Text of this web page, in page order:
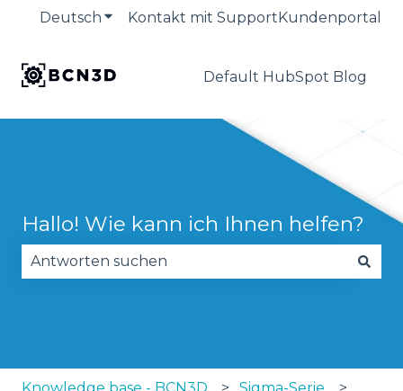
Deutsch Untermenü für Übersetzungen
Kontakt mit SupportKundenportal
Default HubSpot Blog
Hallo! Wie kann ich Ihnen helfen?
Knowledge base - BCN3D Sigma-Serie